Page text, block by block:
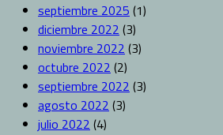
septiembre 2025 (1)
diciembre 2022 (3)
noviembre 2022 (3)
octubre 2022 (2)
septiembre 2022 (3)
agosto 2022 (3)
julio 2022 (4)